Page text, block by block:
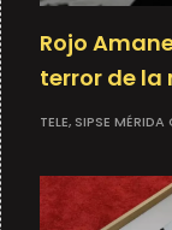
Rojo
terror de
TELE, SIPSE MÉRIDA